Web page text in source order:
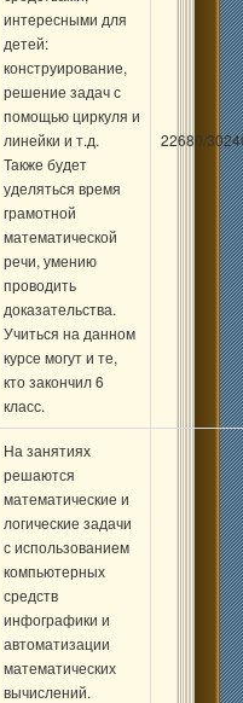
интересными для
детей:
конструирование,
решение задач с
помощью циркуля и
линейки и т.д.
Также будет
уделяться время
грамотной
математической
речи, умению
проводить
доказательства.
Учиться на данном
курсе могут и те,
кто закончил 6
класс.
22680/
На занятиях
решаются
математические и
логические задачи
с использованием
компьютерных
средств
инфографики и
автоматизации
математических
вычислений.